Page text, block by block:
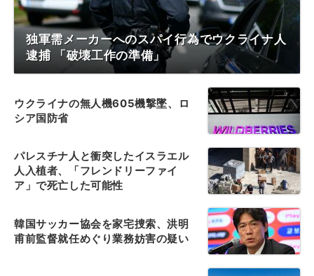
独軍需メーカーへのスパイ行為でウクライナ人
逮捕 「破壊工作の準備」
ウクライナの無人機605機撃墜、ロ
シア国防省
パレスチナ人と衝突したイスラエル
人入植者、「フレンドリーファイ
ア」で死亡した可能性
韓国サッカー協会を家宅捜索、洪明
甫前監督就任めぐり業務妨害の疑い